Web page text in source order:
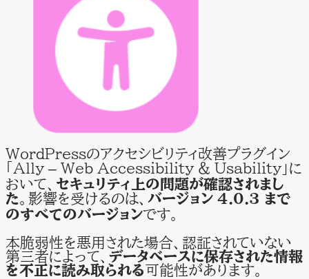
WordPressのアクセシビリティ改善プラグイン
「Ally – Web Accessibility & Usability」に
おいて、 セキュリティ上の問題が確認されまし
た。影響を受けるのは、 バージョン 4.0.3 まで
のすべてのバージョンです。
本脆弱性を悪用された場合、認証されていない
第三者によって、 データベースに保存された情報
を不正に読み取られる可能性があります。